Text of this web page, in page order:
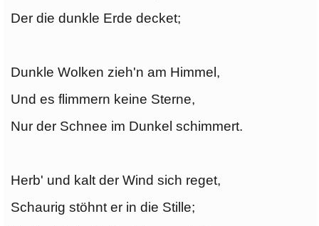
Der die dunkle Erde decket;
Dunkle Wolken zieh'n am Himmel,
Und es flimmern keine Sterne,
Nur der Schnee im Dunkel schimmert.
Herb' und kalt der Wind sich reget,
Schaurig stöhnt er in die Stille;